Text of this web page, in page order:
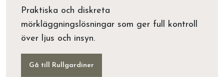
Praktiska och diskreta
mörkläggningslösningar som ger full kontroll
över ljus och insyn.
Gå till Rullgardiner